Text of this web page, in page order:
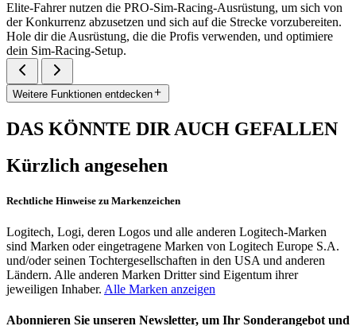
Elite-Fahrer nutzen die PRO-Sim-Racing-Ausrüstung, um sich von
der Konkurrenz abzusetzen und sich auf die Strecke vorzubereiten.
Hole dir die Ausrüstung, die die Profis verwenden, und optimiere
dein Sim-Racing-Setup.
Weitere Funktionen entdecken
DAS KÖNNTE DIR AUCH GEFALLEN
Kürzlich angesehen
Rechtliche Hinweise zu Markenzeichen
Logitech, Logi, deren Logos und alle anderen Logitech-Marken
sind Marken oder eingetragene Marken von Logitech Europe S.A.
und/oder seinen Tochtergesellschaften in den USA und anderen
Ländern. Alle anderen Marken Dritter sind Eigentum ihrer
jeweiligen Inhaber. Alle Marken anzeigen
Abonnieren Sie unseren Newsletter, um Ihr Sonderangebot und